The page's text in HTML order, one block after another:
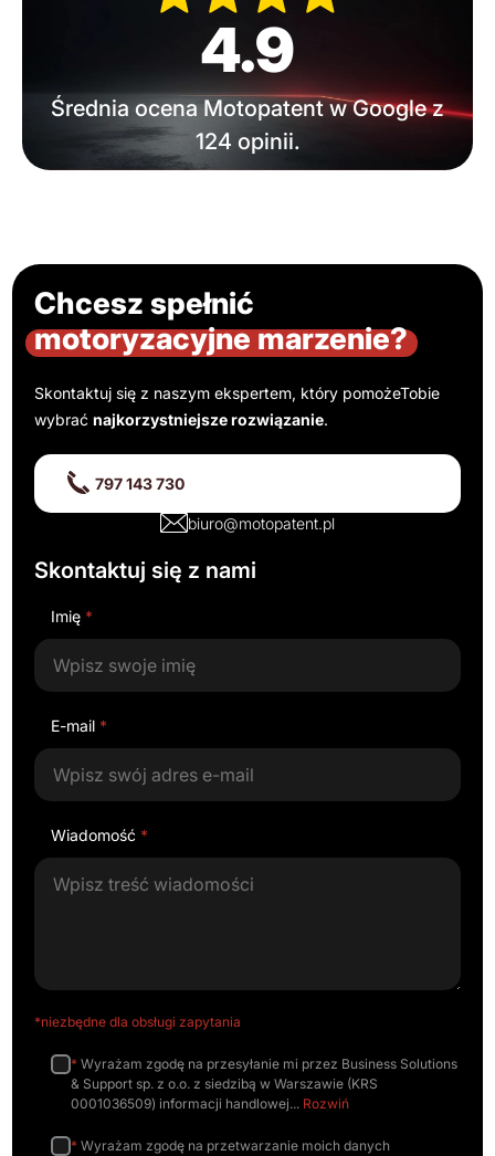
4.9
Średnia ocena Motopatent w Google z
124 opinii.
Chcesz spełnić
motoryzacyjne marzenie?
Skontaktuj się z naszym ekspertem, który pomożeTobie
wybraćnajkorzystniejsze rozwiązanie.
797 143 730
biuro@motopatent.pl
Skontaktuj się z nami
Imię *
E-mail *
Wiadomość *
*niezbędne dla obsługi zapytania
* Wyrażam zgodę na przesyłanie mi przez Business Solutions
& Support sp. z o.o. z siedzibą w Warszawie (KRS
0001036509) informacji handlowej
Rozwiń
* Wyrażam zgodę na przetwarzanie moich danych